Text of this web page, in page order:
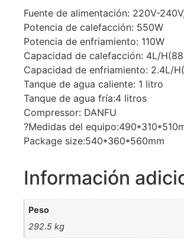
Fuente de alimentación: 220V-
Potencia de calefacción: 550W
Potencia de enfriamiento: 110W
Capacidad de calefacción: 4L/
Capacidad de enfriamiento: 2.4L/
Tanque de agua caliente: 1 litro
Tanque de agua fría:4 litros
Compressor: DANFU
?Medidas del
Package size:540*360*560mm
Información
Peso
292.5 kg